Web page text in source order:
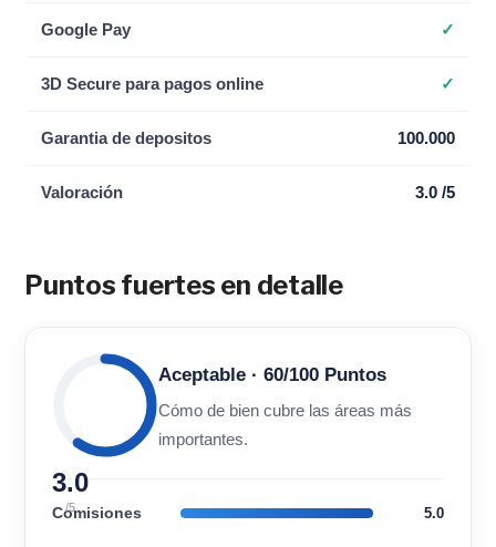
Google Pay ✓
3D Secure para pagos online ✓
Garantia de depositos 100.000
Valoración 3.0 /5
Puntos fuertes en detalle
3.0
/5
Aceptable · 60/100 Puntos
Cómo de bien cubre las áreas más
importantes.
Comisiones 5.0